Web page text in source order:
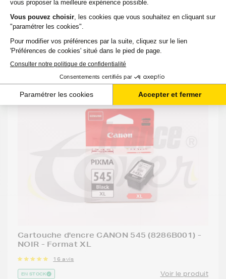
-
Ajouter au panier
Cartouche d'encre CANON 545 (8286B001) -
NOIR - Format XL
16 avis
EN STOCK Voir le produit